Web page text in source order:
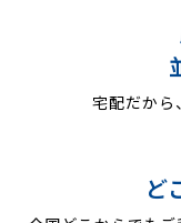
宅配だから
ど